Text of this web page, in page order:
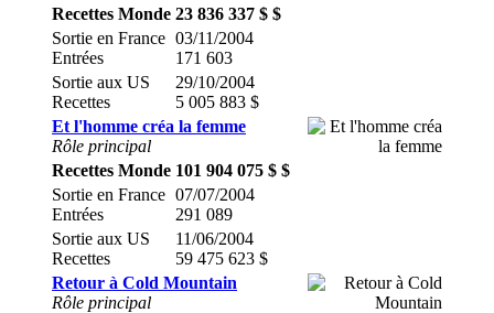
Recettes Monde 23 836 337 $ $
Sortie en France
Entrées
03/11/2004
171 603
Sortie aux US
Recettes
29/10/2004
5 005 883 $
Et l'homme créa la femme
Rôle principal
Recettes Monde 101 904 075 $ $
Sortie en France
Entrées
07/07/2004
291 089
Sortie aux US
Recettes
11/06/2004
59 475 623 $
Retour à Cold Mountain
Rôle principal